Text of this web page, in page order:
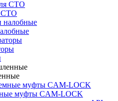
СТО
муфты CAM-LOCK